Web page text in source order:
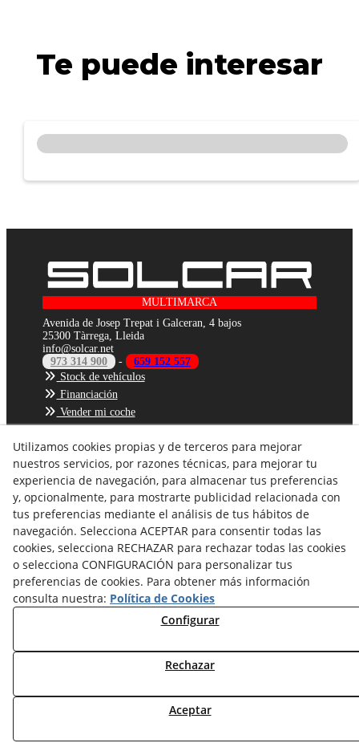
Te puede interesar
MULTIMARCA
Avenida de Josep Trepat i Galceran, 4 bajos
25300 Tàrrega, Lleida
info@solcar.net
973 314 900
-
659 152 557
Stock de vehículos
Financiación
Vender mi coche
Aviso Legal
Política de Cookies
Política de Privacidad
© 08/2026 SOLCAR CENTRE MULTIMARCA - Todos los
derechos reservados.
Utilizamos cookies propias y de terceros para mejorar
nuestros servicios, por razones técnicas, para mejorar tu
experiencia de navegación, para almacenar tus preferencias
y, opcionalmente, para mostrarte publicidad relacionada con
tus preferencias mediante el análisis de tus hábitos de
navegación. Selecciona ACEPTAR para consentir todas las
cookies, selecciona RECHAZAR para rechazar todas las cookies
o selecciona CONFIGURACIÓN para personalizar tus
preferencias de cookies. Para obtener más información
consulta nuestra: Política de Cookies
Configurar
Rechazar
Aceptar